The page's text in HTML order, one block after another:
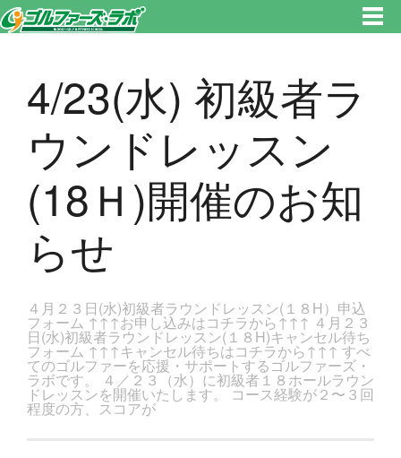
ジです。新宿区、若松河田で気軽にゴルフレッスン！
4/23(水) 初級者ラ
ウンドレッスン
(18Ｈ)開催のお知
らせ
４月２３日(水)初級者ラウンドレッスン(１８H）申込
フォーム ↑↑↑お申し込みはコチラから↑↑↑ ４月２３
日(水)初級者ラウンドレッスン(１８H)キャンセル待ち
フォーム ↑↑↑キャンセル待ちはコチラから↑↑↑ すべ
てのゴルファーを応援・サポートするゴルファーズ・
ラボです。 ４／２３（水）に初級者１８ホールラウン
ドレッスンを開催いたします。 コース経験が２〜３回
程度の方、スコアが